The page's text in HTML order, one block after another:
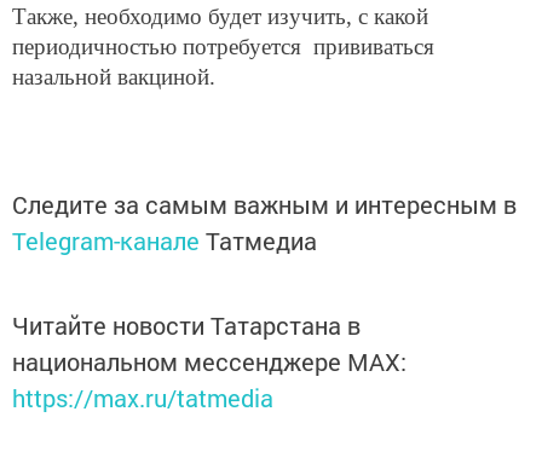
Также, необходимо будет изучить, с какой
периодичностью потребуется прививаться
назальной вакциной.
Следите за самым важным и интересным в
Telegram-канале Татмедиа
Читайте новости Татарстана в
национальном мессенджере MАХ:
https://max.ru/tatmedia